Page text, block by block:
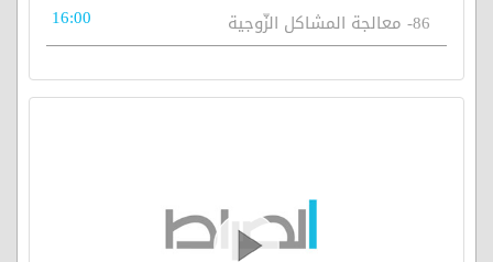
86- معالجة المشاكل الزّوجية 16:00